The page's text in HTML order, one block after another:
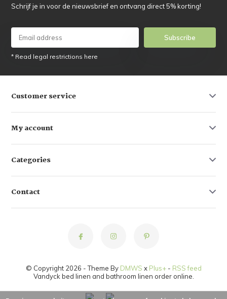
Schrijf je in voor de nieuwsbrief en ontvang direct 5% korting!
Subscribe
* Read legal restrictions here
Customer service
My account
Categories
Contact
© Copyright 2026 - Theme By DMWS x Plus+- RSS feed
Vandyck bed linen and bathroom linen order online.